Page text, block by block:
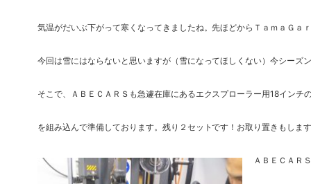
気温がだいぶ下がって寒くなってきましたね。先ほどからＴａｍａＧａ
今回は雪にはならないと思いますが（雪になってほしくない）今シーズ
そこで、ＡＢＥＣＡＲＳも急遽在庫にあるエクスプローラー用18インチ
を組み込んで準備しております。残り２セットです！お取り置きもしま
ＡＢＥＣＡ